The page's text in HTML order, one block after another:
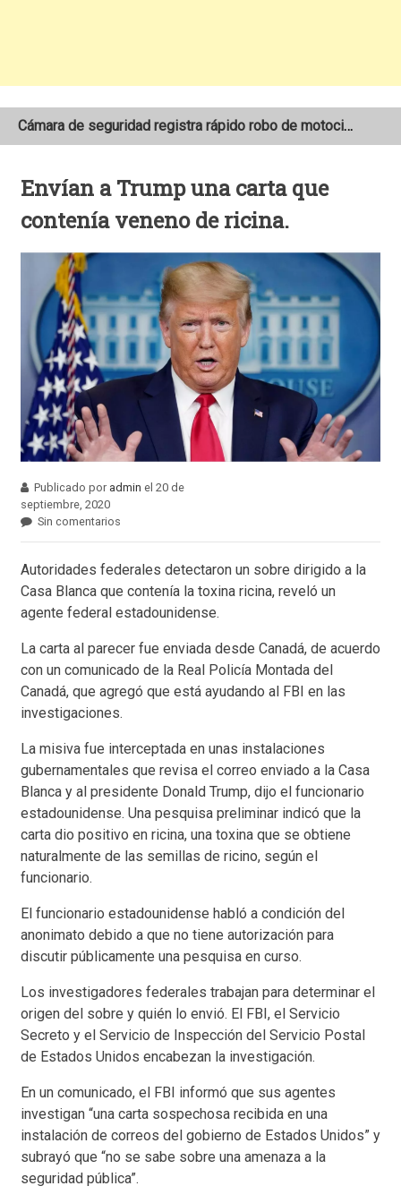
Cámara de seguridad registra rápido robo de motocicleta en el barrio Santo Domingo de Estelí
Envían a Trump una carta que
contenía veneno de ricina.
Publicado por admin el 20 de
septiembre, 2020
Sin comentarios
Autoridades federales detectaron un sobre dirigido a la
Casa Blanca que contenía la toxina ricina, reveló un
agente federal estadounidense.
La carta al parecer fue enviada desde Canadá, de acuerdo
con un comunicado de la Real Policía Montada del
Canadá, que agregó que está ayudando al FBI en las
investigaciones.
La misiva fue interceptada en unas instalaciones
gubernamentales que revisa el correo enviado a la Casa
Blanca y al presidente Donald Trump, dijo el funcionario
estadounidense. Una pesquisa preliminar indicó que la
carta dio positivo en ricina, una toxina que se obtiene
naturalmente de las semillas de ricino, según el
funcionario.
El funcionario estadounidense habló a condición del
anonimato debido a que no tiene autorización para
discutir públicamente una pesquisa en curso.
Los investigadores federales trabajan para determinar el
origen del sobre y quién lo envió. El FBI, el Servicio
Secreto y el Servicio de Inspección del Servicio Postal
de Estados Unidos encabezan la investigación.
En un comunicado, el FBI informó que sus agentes
investigan “una carta sospechosa recibida en una
instalación de correos del gobierno de Estados Unidos” y
subrayó que “no se sabe sobre una amenaza a la
seguridad pública”.